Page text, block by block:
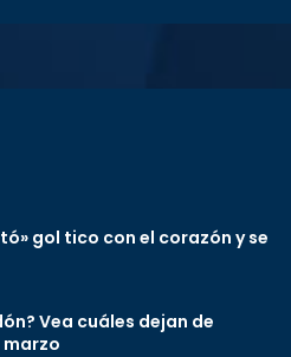
gol tico con el corazón y se
Vea cuáles dejan de
marzo